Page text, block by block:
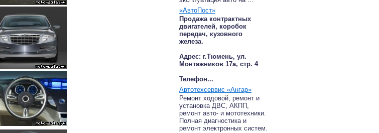
«АвтоПост»
Продажа контрактных
двигателей, коробок
передач, кузовного
железа.
Адрес: г.Тюмень, ул.
Монтажников 17а, стр. 4
Телефон...
Автотехсервис «Ангар»
Ремонт ходовой, ремонт и
установка ДВС, АКПП,
ремонт авто- и мототехники.
Полная диагностика и
ремонт электронных систем.